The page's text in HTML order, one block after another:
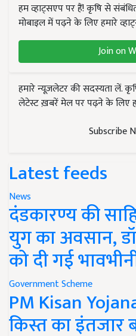
हम व्हाट्सएप पर हैं! कृषि से
मोबाइल में पढ़ने के लिए हमारे
Join on
हमारे न्यूज़लेटर की सदस्यता लें.
लेटेस्ट ख़बरें मेल पर पढ़ने के लिए
Subscribe
Latest feeds
News
दंडकारण्य की
युग का अवसान,
को दी गई
Government Scheme
PM Kisan
किस्त का इंतजार